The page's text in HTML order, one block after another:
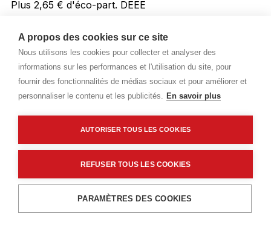
A propos des cookies sur ce site
Nous utilisons les cookies pour collecter et analyser des
informations sur les performances et l'utilisation du site, pour
fournir des fonctionnalités de médias sociaux et pour améliorer et
personnaliser le contenu et les publicités. En savoir plus
AUTORISER TOUS LES COOKIES
REFUSER TOUS LES COOKIES
PARAMÈTRES DES COOKIES
Plus 2,65 € d'éco-part. DEEE
106,76 €TTC/ML
Livraisons & enlèvement
Livraison standard Sur commande
Description détaillée
Description détaillée
Ajouter au panier